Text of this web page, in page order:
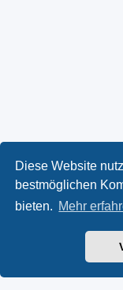
Diese Website
bestmöglichen
bieten. Mehr